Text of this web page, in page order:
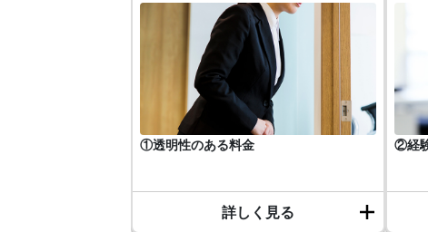
①透明性のある料金
詳しく見る
②経